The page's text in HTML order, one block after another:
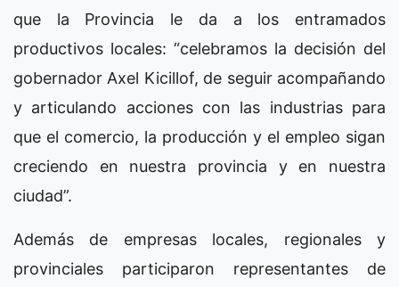
que la Provincia le da a los entramados
productivos locales: “celebramos la decisión del
gobernador Axel Kicillof, de seguir acompañando
y articulando acciones con las industrias para
que el comercio, la producción y el empleo sigan
creciendo en nuestra provincia y en nuestra
ciudad”.
Además de empresas locales, regionales y
provinciales participaron representantes de